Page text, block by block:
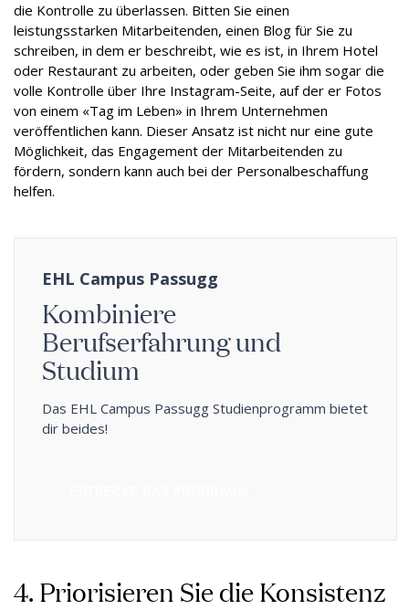
die Kontrolle zu überlassen. Bitten Sie einen
leistungsstarken Mitarbeitenden, einen Blog für Sie zu
schreiben, in dem er beschreibt, wie es ist, in Ihrem Hotel
oder Restaurant zu arbeiten, oder geben Sie ihm sogar die
volle Kontrolle über Ihre Instagram-Seite, auf der er Fotos
von einem «Tag im Leben» in Ihrem Unternehmen
veröffentlichen kann. Dieser Ansatz ist nicht nur eine gute
Möglichkeit, das Engagement der Mitarbeitenden zu
fördern, sondern kann auch bei der Personalbeschaffung
helfen.
EHL Campus Passugg
Kombiniere
Berufserfahrung und
Studium
Das EHL Campus Passugg Studienprogramm bietet
dir beides!
4. Priorisieren Sie die Konsistenz